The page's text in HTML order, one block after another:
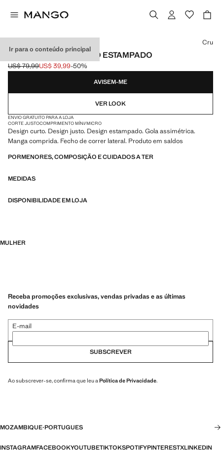
Ir para o conteúdo principal
VESTIDO ASSIMÉTRICO ESTAMPADO
Preço inicial riscado [US$ 79,99 ]
US$ 79,99
Preço atual [US$ 39,99 ]
US$ 39,99-50%
Selecione uma cor
Cru
AVISEM-ME
VER LOOK
ENVIO GRATUITO PARA A LOJA
CORTE JUSTOCOMPRIMENTO MÍNI/MICRO
Design curto. Design justo. Design estampado. Gola assimétrica.
Manga comprida. Fecho de correr lateral. Produto em saldos
PORMENORES, COMPOSIÇÃO E CUIDADOS A TER
MEDIDAS
DISPONIBILIDADE EM LOJA
MULHER
Receba promoções exclusivas, vendas privadas e as últimas
novidades
E-mail
SUBSCREVER
Ao subscrever-se, confirma que leu a Política de Privacidade.
MOZAMBIQUE·PORTUGUES
INSTAGRAMFACEBOOKYOUTUBETIKTOKSPOTIFYPINTERESTXLINKEDIN